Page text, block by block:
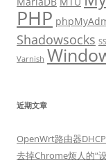
PHP
Shadowsocks
Varnish
近期文章
OpenWrt路由器
去掉Chrome烦人的“